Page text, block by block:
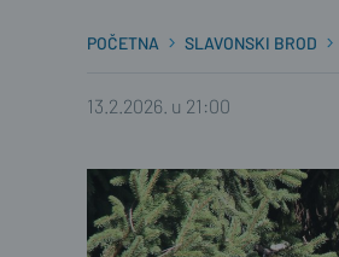
POČETNA SLAVONSKI BROD
13.2.2026. u 21:00